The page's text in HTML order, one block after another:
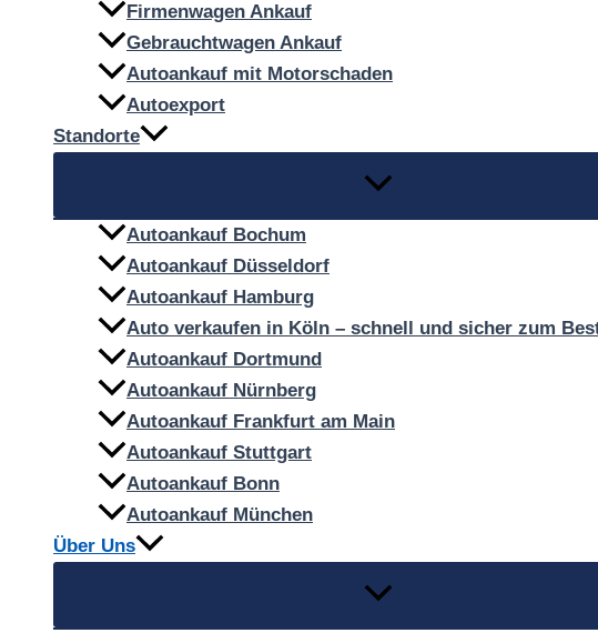
Firmenwagen Ankauf
Gebrauchtwagen Ankauf
Autoankauf mit Motorschaden
Autoexport
Standorte
Autoankauf Bochum
Autoankauf Düsseldorf
Autoankauf Hamburg
Auto verkaufen in Köln – schnell und sicher zum
Autoankauf Dortmund
Autoankauf Nürnberg
Autoankauf Frankfurt am Main
Autoankauf Stuttgart
Autoankauf Bonn
Autoankauf München
Über Uns